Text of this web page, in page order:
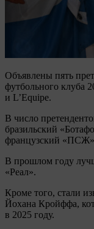
Объявлены пять
футбольного клуба
и L’Equipe.
В число
бразильский
французский
В прошлом году
«Реал».
Кроме того, стали
Йохана Кройффа,
в 2025 году.